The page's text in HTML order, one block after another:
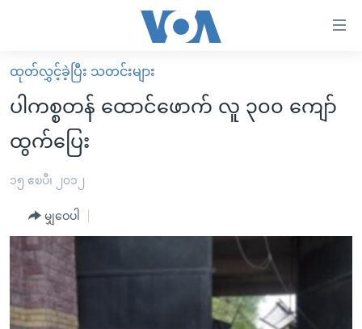
လွယ်ကူ
စေ
Link
များ
အကြောင်းအရာ
သို့
ကျော်
ကြည့်
ရန်
မူလစာမျက်နှာ
မြန်မာ
ကမ္ဘာ့သတင်းများ
နိုင်ငံတကာ
အစ္စရေး-ပါလက်စတိုင်း
ဗွီဒီယို
ရပ်ဝန်းတခု လမ်းတခု အလွန်
အင်္ဂလိပ်စာလေ့လာမယ်
မကြေးမုံရဲ့ အင်္ဂလိပ်စာ
ရေဒီယို
ရေဒီယိုနှင့်ရုပ်သံ အချက်အလက်များ
ထုတ်လွှင့်ခဲ့ပြီး သတင်းများ
ပါကစ္စတန် ထောင်ဖောက် လူ ၃၀၀ ကျော်
ထွက်ပြေး
၁၅ ဧၿပီ၊ ၂၀၁၂
မျှဝေပါ